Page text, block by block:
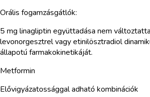
Orális fogamzásgátlók:
5 mg linagliptin együttadása nem
levonorgesztrel vagy etinilösztradiol
állapotú farmakokinetikáját.
Metformin
Elővigyázatossággal adható kombinációk